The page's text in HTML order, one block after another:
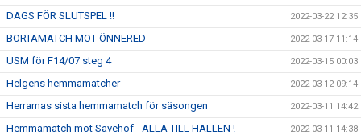
DAGS FÖR SLUTSPEL !! 2022-03-22 12:35
BORTAMATCH MOT ÖNNERED 2022-03-17 11:14
USM för F14/07 steg 4 2022-03-15 00:03
Helgens hemmamatcher 2022-03-12 09:14
Herrarnas sista hemmamatch för säsongen 2022-03-11 14:42
Hemmamatch mot Sävehof - ALLA TILL HALLEN ! 2022-03-11 14:38